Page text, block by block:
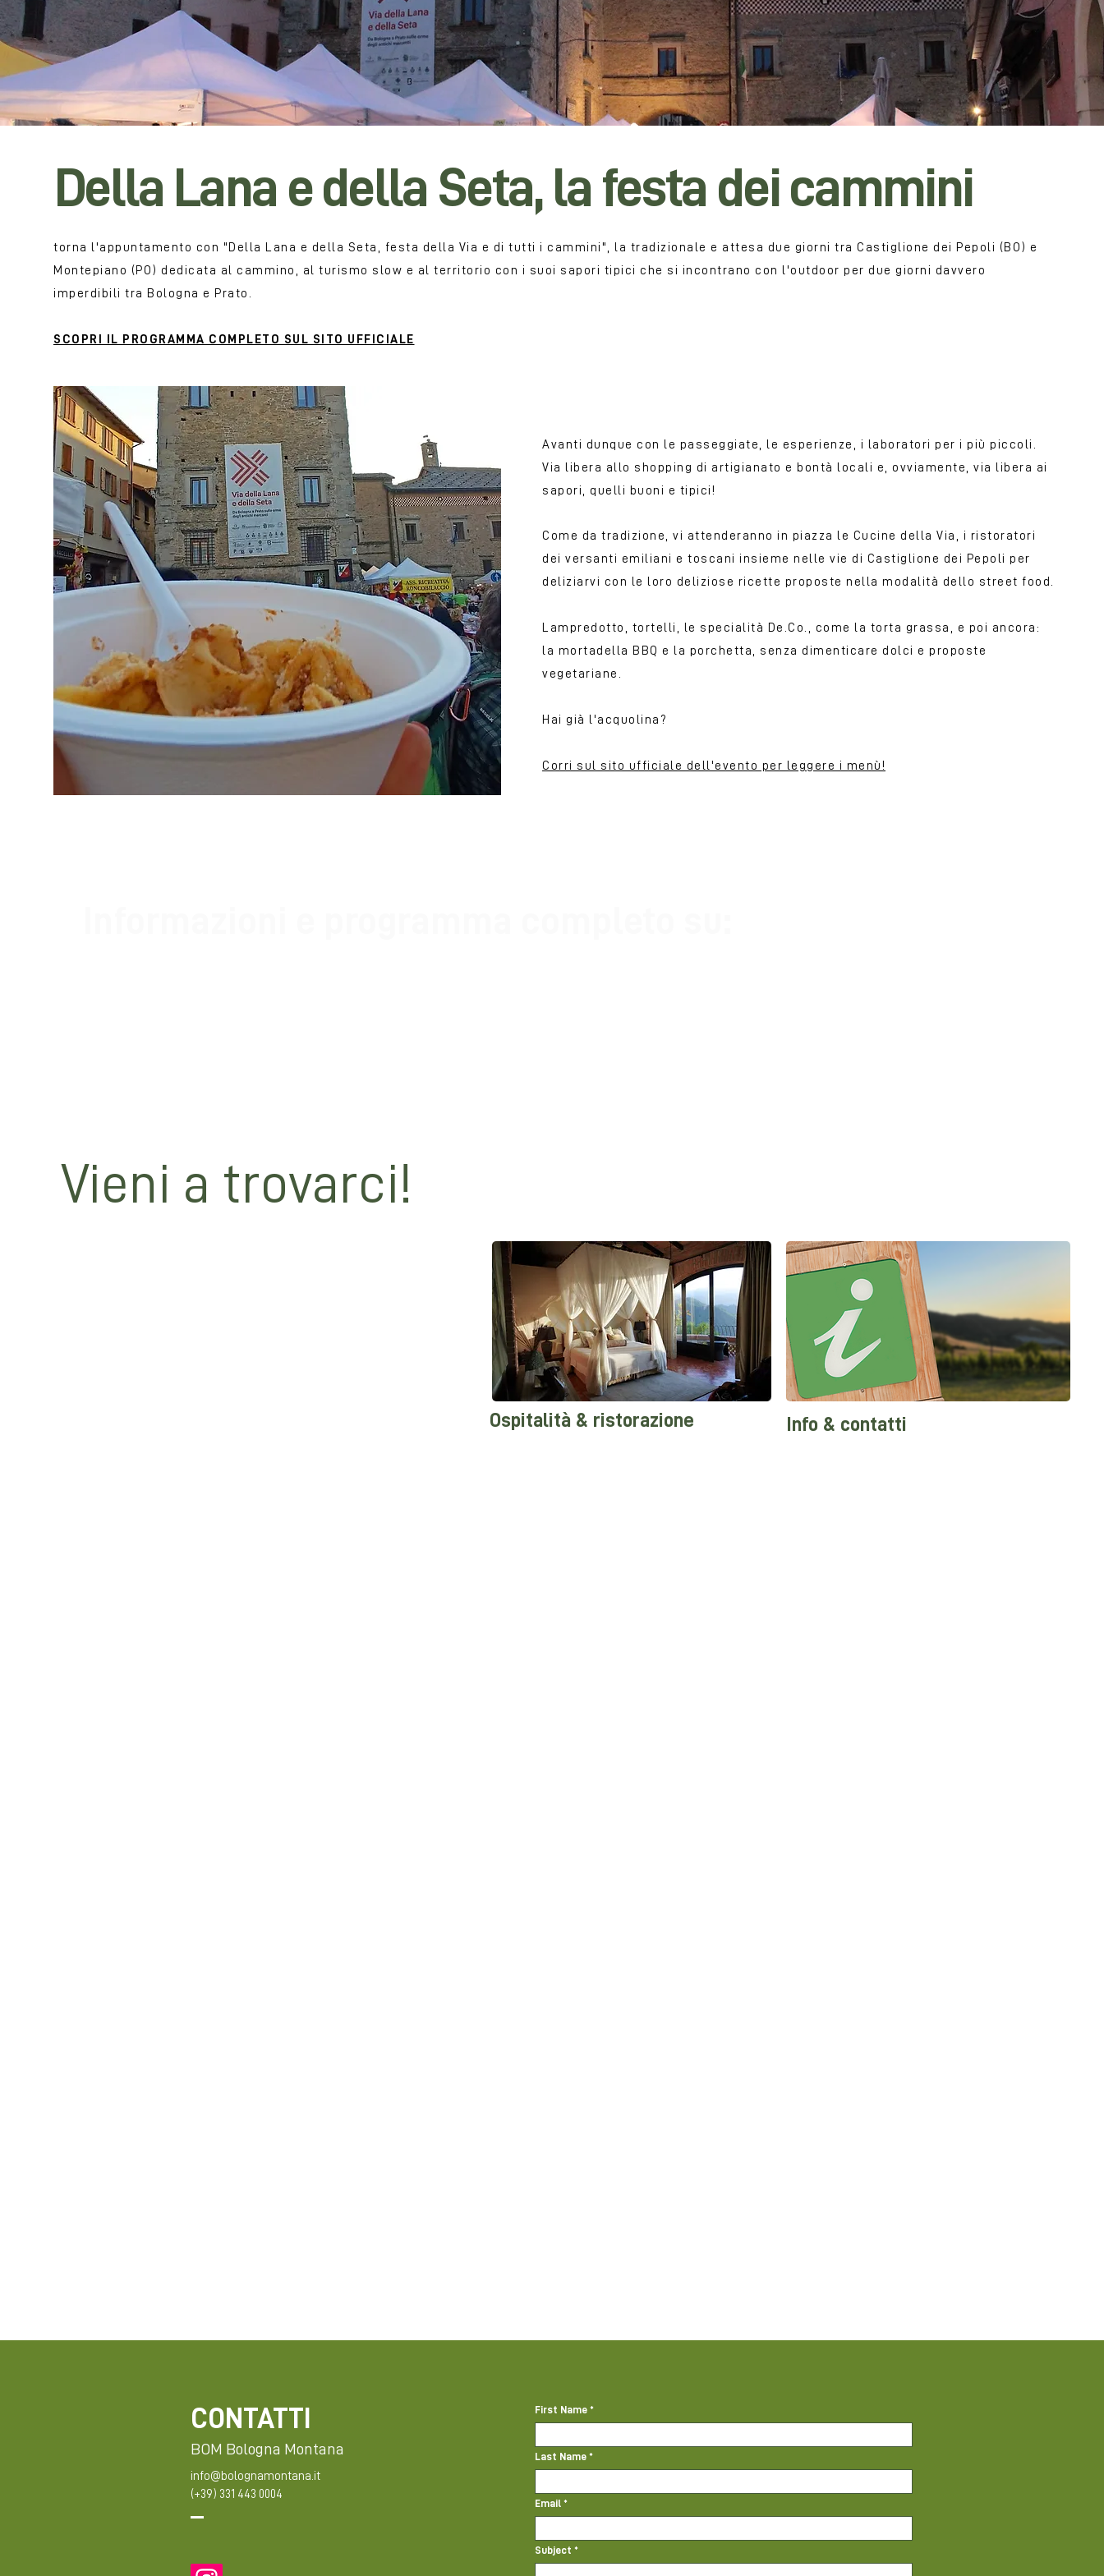
Della Lana e della Seta, la festa dei cammini
torna l'appuntamento con "Della Lana e della Seta, festa della Via e di tutti i cammini", la tradizionale e attesa due giorni tra Castiglione dei Pepoli (BO) e
Montepiano (PO) dedicata al cammino, al turismo slow e al territorio con i suoi sapori tipici che si incontrano con l'outdoor per due giorni davvero
imperdibili tra Bologna e Prato.
SCOPRI IL PROGRAMMA COMPLETO SUL SITO UFFICIALE
Avanti dunque con le passeggiate, le esperienze, i laboratori per i più piccoli.
Via libera allo shopping di artigianato e bontà locali e, ovviamente, via libera ai
sapori, quelli buoni e tipici!
Come da tradizione, vi attenderanno in piazza le Cucine della Via, i ristoratori
dei versanti emiliani e toscani insieme nelle vie di Castiglione dei Pepoli per
deliziarvi con le loro deliziose ricette proposte nella modalità dello street food.
​Lampredotto, tortelli, le specialità De.Co., come la torta grassa, e poi ancora:
la mortadella BBQ e la porchetta, senza dimenticare dolci e proposte
vegetariane.
Hai già l'acquolina?
Corri sul sito ufficiale dell'evento per leggere i menù!
Vieni a trovarci!
Ospitalità & ristorazione Info & contatti
CONTATTI
BOM Bologna Montana
info@bolognamontana.it
(+39) 331 443 0004
First Name
Last Name
Email
Subject